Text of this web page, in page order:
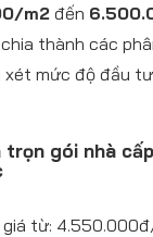
m2 đến
thành các
xét mức độ đầu
trọn gói nhà
giá từ: